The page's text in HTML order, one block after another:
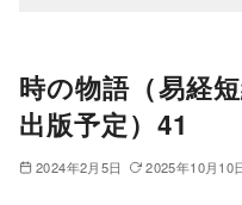
時の物語（易経
出版予定）41
2024年2月5日 2025年10月10